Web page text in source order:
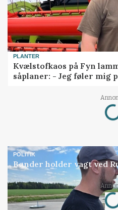
PLANTER
Kvælstofkaos på Fyn
såplaner: - Jeg føler mig
POLITIK
Bønder holder vagt ved